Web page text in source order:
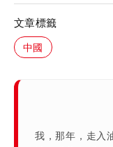
文章標籤
中國
我，那年，走入